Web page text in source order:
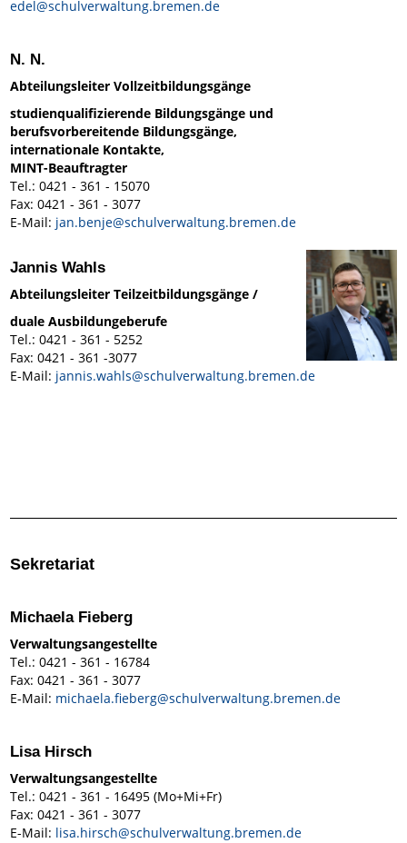
edel@schulverwaltung.bremen.de
N. N.
Abteilungsleiter Vollzeitbildungsgänge
studienqualifizierende Bildungsgänge und
berufsvorbereitende Bildungsgänge,
internationale Kontakte,
MINT-Beauftragter
Tel.: 0421 - 361 - 15070
Fax: 0421 - 361 - 3077
E-Mail: jan.benje@schulverwaltung.bremen.de
Jannis Wahls
Abteilungsleiter Teilzeitbildungsgänge /
duale Ausbildungeberufe
Tel.: 0421 - 361 - 5252
Fax: 0421 - 361 -3077
E-Mail: jannis.wahls@schulverwaltung.bremen.de
Sekretariat
Michaela Fieberg
Verwaltungsangestellte
Tel.: 0421 - 361 - 16784
Fax: 0421 - 361 - 3077
E-Mail: michaela.fieberg@schulverwaltung.bremen.de
Lisa Hirsch
Verwaltungsangestellte
Tel.: 0421 - 361 - 16495 (Mo+Mi+Fr)
Fax: 0421 - 361 - 3077
E-Mail: lisa.hirsch@schulverwaltung.bremen.de